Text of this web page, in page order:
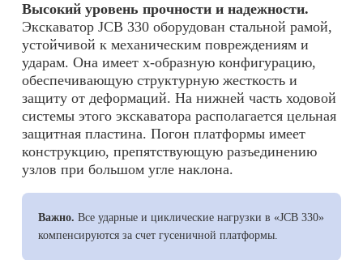
Высокий уровень прочности и надежности.
Экскаватор JCB 330 оборудован стальной рамой,
устойчивой к механическим повреждениям и
ударам. Она имеет х-образную конфигурацию,
обеспечивающую структурную жесткость и
защиту от деформаций. На нижней часть ходовой
системы этого экскаватора располагается цельная
защитная пластина. Погон платформы имеет
конструкцию, препятствующую разъединению
узлов при большом угле наклона.
Важно. Все ударные и циклические нагрузки в «JCB 330»
компенсируются за счет гусеничной платформы.